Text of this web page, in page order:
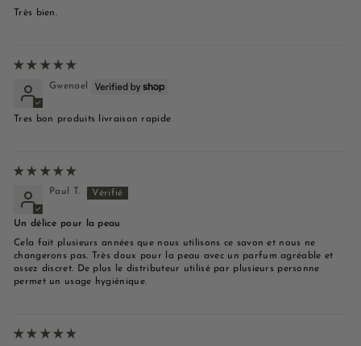
Très bien.
Gwenael
Tres bon produits livraison rapide
Paul T.
Un délice pour la peau
Cela fait plusieurs années que nous utilisons ce savon et nous ne
changerons pas. Très doux pour la peau avec un parfum agréable et
assez discret. De plus le distributeur utilisé par plusieurs personne
permet un usage hygiénique.